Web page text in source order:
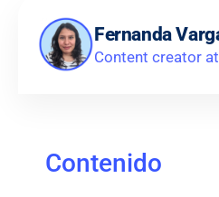
Fernanda
Content creator
Contenido